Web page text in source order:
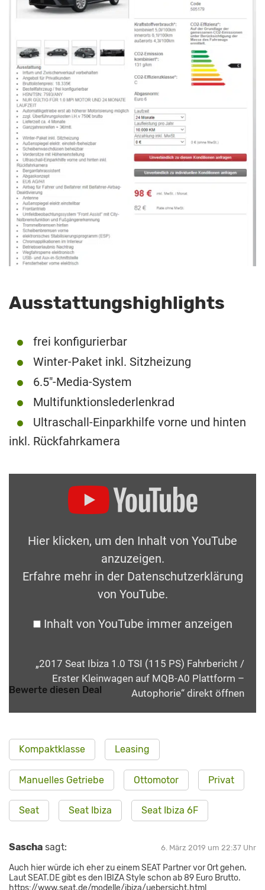
Ausstattungshighlights
frei konfigurierbar
Winter-Paket inkl. Sitzheizung
6.5″-Media-System
Multifunktionslederlenkrad
Ultraschall-Einparkhilfe vorne und hinten
inkl. Rückfahrkamera
Hier klicken, um den Inhalt von YouTube
anzuzeigen.
Erfahre mehr in der Datenschutzerklärung
von YouTube.
Inhalt von YouTube immer anzeigen
„2017 Seat Ibiza 1.0 TSI (115 PS) Fahrbericht /
Erster Kleinwagen auf MQB-A0 Plattform –
Autophorie“ direkt öffnen
Bewerte diesen Deal
Kompaktklasse Leasing
Manuelles Getriebe Ottomotor Privat
Seat Seat Ibiza Seat Ibiza 6F
Sascha sagt: 6. März 2019 um 22:37 Uhr
Auch hier würde ich eher zu einem SEAT Partner vor Ort gehen.
Laut SEAT.DE gibt es den IBIZA Style schon ab 89 Euro Brutto.